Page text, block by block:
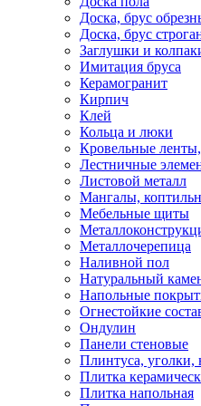
Доска, брус
Доска, брус
Заглушки и
Имитация бруса
Керамогранит
Кирпич
Клей
Кольца и люки
Кровельные
Лестничные
Листовой металл
Мангалы,
Мебельные щиты
Металлочерепица
Наливной пол
Натуральный
Напольные
Огнестойкие
Ондулин
Панели стеновые
Плинтуса, уголки,
Плитка
Плитка напольная